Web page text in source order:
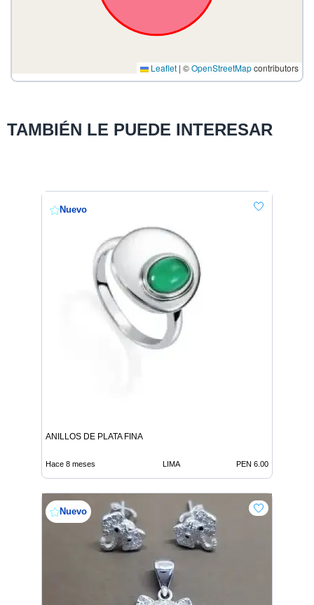
Leaflet | ©OpenStreetMapcontributors
TAMBIÉN LE PUEDE INTERESAR
Nuevo
ANILLOS DE PLATA FINA
Hace 8 meses LIMA PEN 6.00
Nuevo